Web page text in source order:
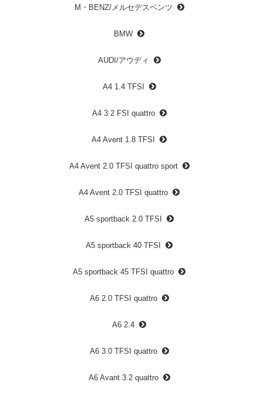
M・BENZ/メルセデスベンツ
BMW
AUDI/アウディ
A4 1.4 TFSI
A4 3.2 FSI quattro
A4 Avent 1.8 TFSI
A4 Avent 2.0 TFSI quattro sport
A4 Avent 2.0 TFSI quattro
A5 sportback 2.0 TFSI
A5 sportback 40 TFSI
A5 sportback 45 TFSI quattro
A6 2.0 TFSI quattro
A6 2.4
A6 3.0 TFSI quattro
A6 Avant 3.2 quattro